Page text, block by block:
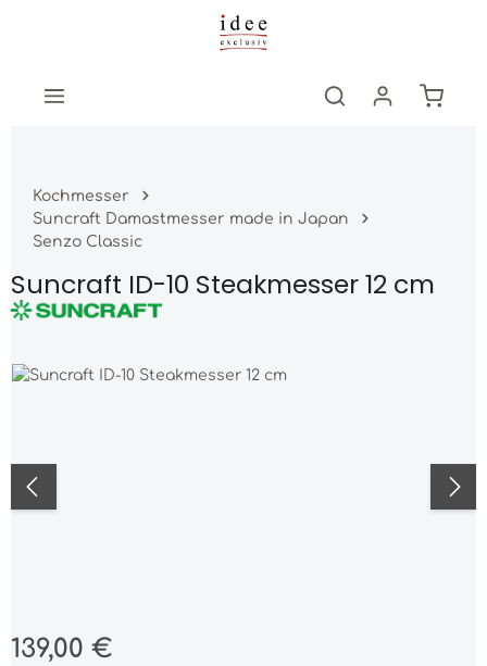
Zum Hauptinhalt springen
Kochmesser
Suncraft Damastmesser made in Japan
Senzo Classic
Suncraft ID-10 Steakmesser 12 cm
Bildergalerie überspringen
Regulärer Preis:
139,00 €